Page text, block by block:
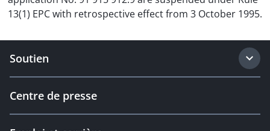
13(1) EPC with retrospective effect from 3 October 1995.
Soutien
Centre de presse